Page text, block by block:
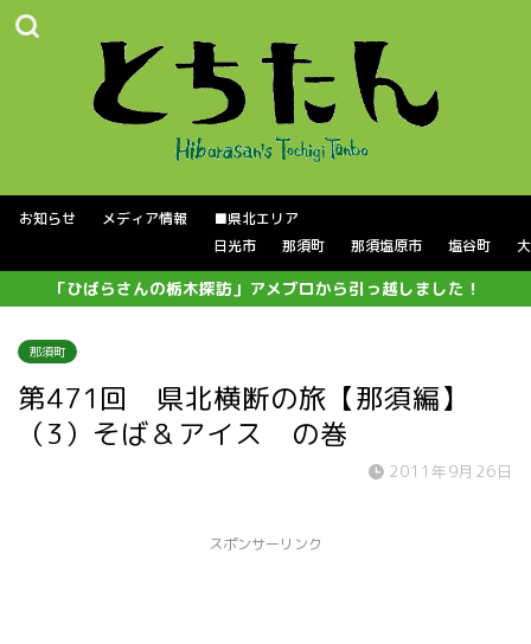
お知らせ メディア情報
■県北エリア
日光市
那須町 那須塩原市 塩谷町
「ひばらさんの栃木探訪」アメブロから引っ越しました！
那須町
第471回 県北横断の旅【那須編】
（3）そば＆アイス の巻
2011年9月26日
スポンサーリンク